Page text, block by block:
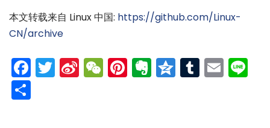
本文转载来自 Linux 中国: https://github.com/Linux-
CN/archive
Facebook
Twitter
SinaWeChat
Pinterest
Evernote
Qzone
Tumblr